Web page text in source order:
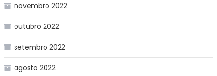
novembro 2022
outubro 2022
setembro 2022
agosto 2022